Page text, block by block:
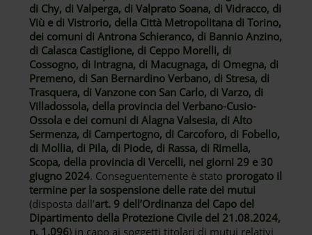
di Chy, di Valperga, di Valprato Soana, di Vidracco, di
Viù e di Vistrorio, della Città Metropolitana di Torino,
dei comuni di Antrona Schieranco, di Bannio Anzino,
di Calasca Castiglione, di Ceppo Morelli, di
Cossogno, di Intragna, di Macugnaga, di Omegna, di
Premeno, di San Bernardino Verbano, di Stresa, di
Trasquera, di Vanzone con San Carlo, di Varzo, di
Villadossola, della provincia del Verbano-Cusio-
Ossola e dei comuni di Alagna Valsesia, di Alto
Sermenza, di Campertogno, di Carcoforo, di Fobello,
di Mollia, di Pila, di Piode, di Rassa, di Rimella,
Scopa, della provincia di Vercelli, nei giorni 29 e 30
giugno 2024. Conseguentemente è stato prorogato il
termine per la sospensione delle rate dei mutui
(disposta dall’art. 9 dell’Ordinanza del Capo del
Dipartimento della Protezione Civile del 21.08.2024,
n. 1.096) in capo ai soggetti titolari di mutui relativi